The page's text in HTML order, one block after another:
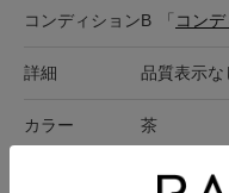
コンディションB 「 コン
詳細 品質表示な
カラー 茶
品質表示な